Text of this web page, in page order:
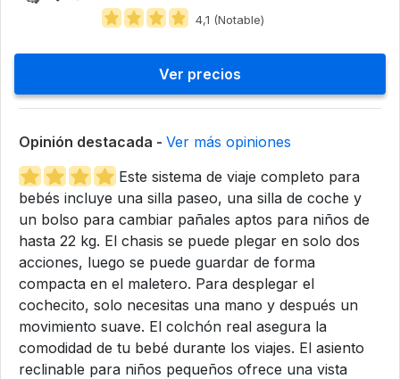
4,1 (Notable)
Ver precios
Opinión destacada - Ver más opiniones
Este sistema de viaje completo para
bebés incluye una silla paseo, una silla de coche y
un bolso para cambiar pañales aptos para niños de
hasta 22 kg. El chasis se puede plegar en solo dos
acciones, luego se puede guardar de forma
compacta en el maletero. Para desplegar el
cochecito, solo necesitas una mano y después un
movimiento suave. El colchón real asegura la
comodidad de tu bebé durante los viajes. El asiento
reclinable para niños pequeños ofrece una vista